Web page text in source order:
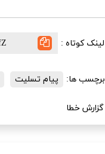
لینک کوتاه :
برچسب ها: پیام تسلیت
گزارش خطا